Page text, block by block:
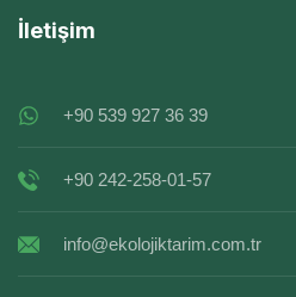
İletişim
+90 539 927 36 39
+90 242-258-01-57
info@ekolojiktarim.com.tr